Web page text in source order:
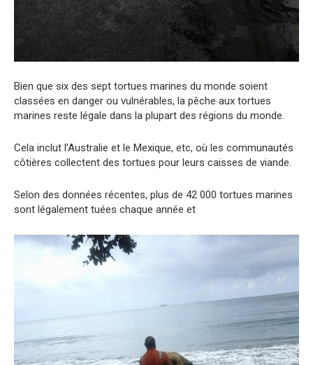
Bien que six des sept tortues marines du monde soient
classées en danger ou vulnérables, la pêche aux tortues
marines reste légale dans la plupart des régions du monde.
Cela inclut l’Australie et le Mexique, etc, où les communautés
côtières collectent des tortues pour leurs caisses de viande.
Selon des données récentes, plus de 42 000 tortues marines
sont légalement tuées chaque année et